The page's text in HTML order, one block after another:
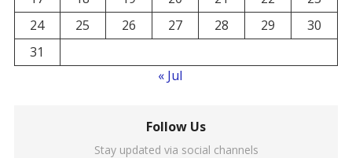
24
25 26 27 28 29
30
31
« Jul
Follow Us
Stay updated via social channels